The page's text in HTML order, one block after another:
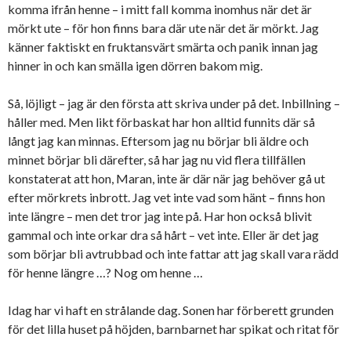
komma ifrån henne – i mitt fall komma inomhus när det är
mörkt ute – för hon finns bara där ute när det är mörkt. Jag
känner faktiskt en fruktansvärt smärta och panik innan jag
hinner in och kan smälla igen dörren bakom mig.
Så, löjligt – jag är den första att skriva under på det. Inbillning –
håller med. Men likt förbaskat har hon alltid funnits där så
långt jag kan minnas. Eftersom jag nu börjar bli äldre och
minnet börjar bli därefter, så har jag nu vid flera tillfällen
konstaterat att hon, Maran, inte är där när jag behöver gå ut
efter mörkrets inbrott. Jag vet inte vad som hänt – finns hon
inte längre – men det tror jag inte på. Har hon också blivit
gammal och inte orkar dra så hårt – vet inte. Eller är det jag
som börjar bli avtrubbad och inte fattar att jag skall vara rädd
för henne längre …? Nog om henne …
Idag har vi haft en strålande dag. Sonen har förberett grunden
för det lilla huset på höjden, barnbarnet har spikat och ritat för